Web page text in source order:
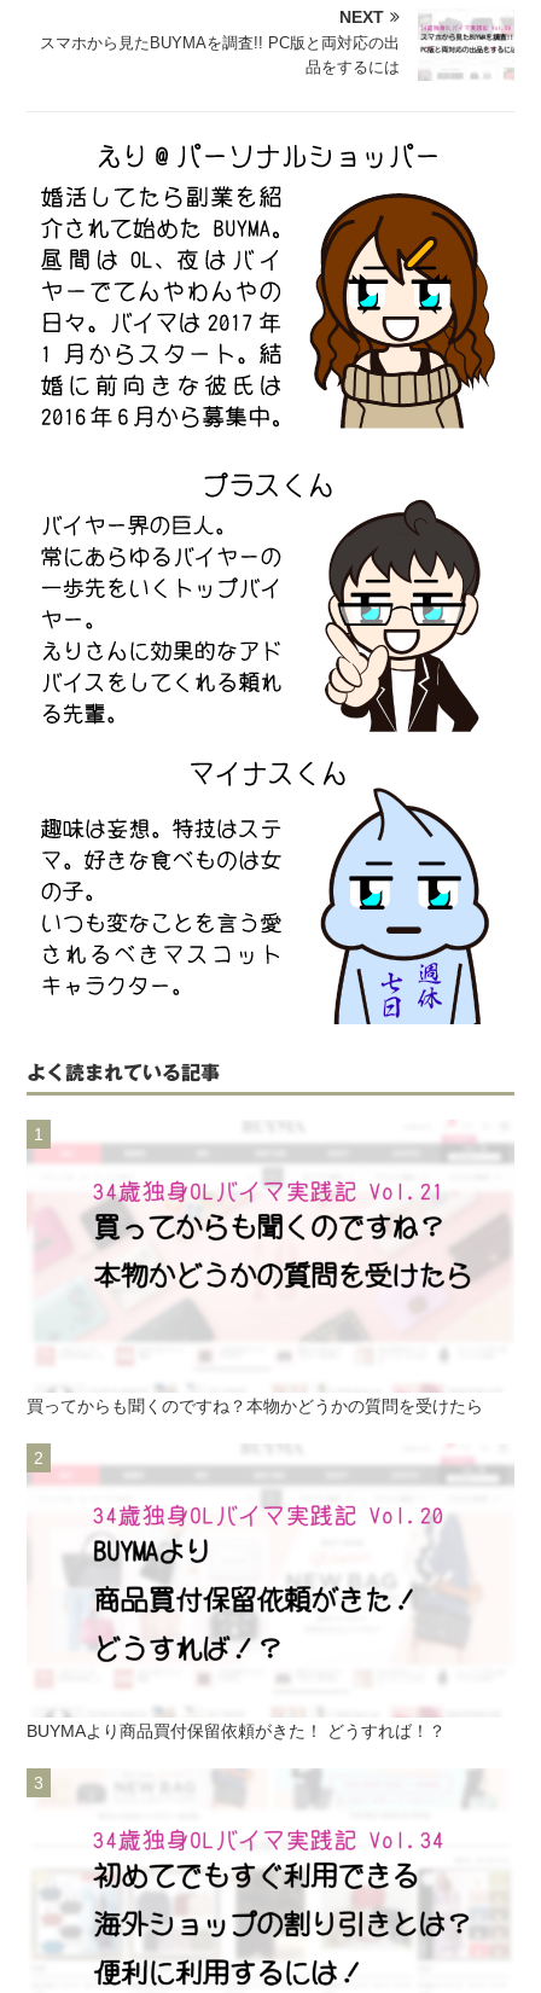
NEXT
スマホから見たBUYMAを調査!! PC版と両対応の出
品をするには
よく読まれている記事
買ってからも聞くのですね？本物かどうかの質問を受けたら
BUYMAより商品買付保留依頼がきた！ どうすれば！？